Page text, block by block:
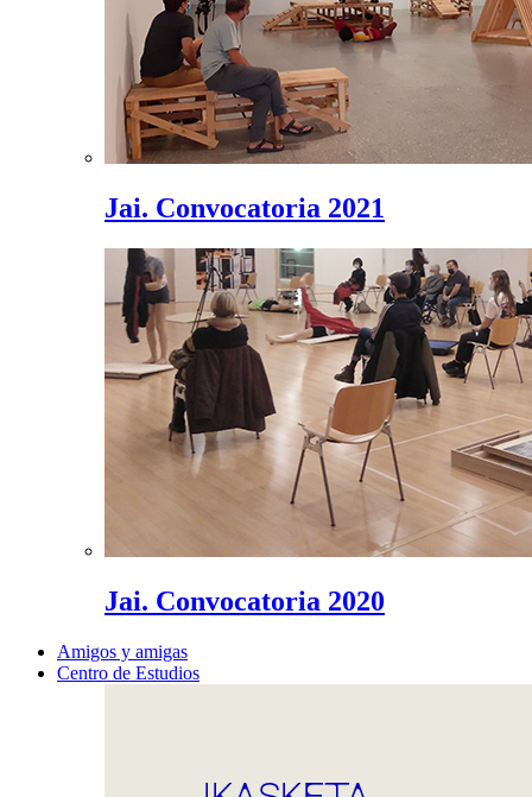
Jai. Convocatoria 2021
Jai. Convocatoria 2020
Amigos y amigas
Centro de Estudios